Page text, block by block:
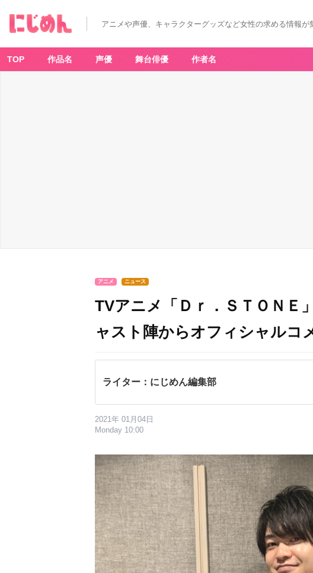
アニメや声優、キャラクターグッズなど女性の求める情報が
TOP 作品名 声優 舞台俳優 作者名
アニメ ニュース
TVアニメ「Ｄｒ．ＳＴＯＮＥ
ャスト陣からオフィシャルコ
ライター：にじめん編集部
2021年 01月04日
Monday 10:00